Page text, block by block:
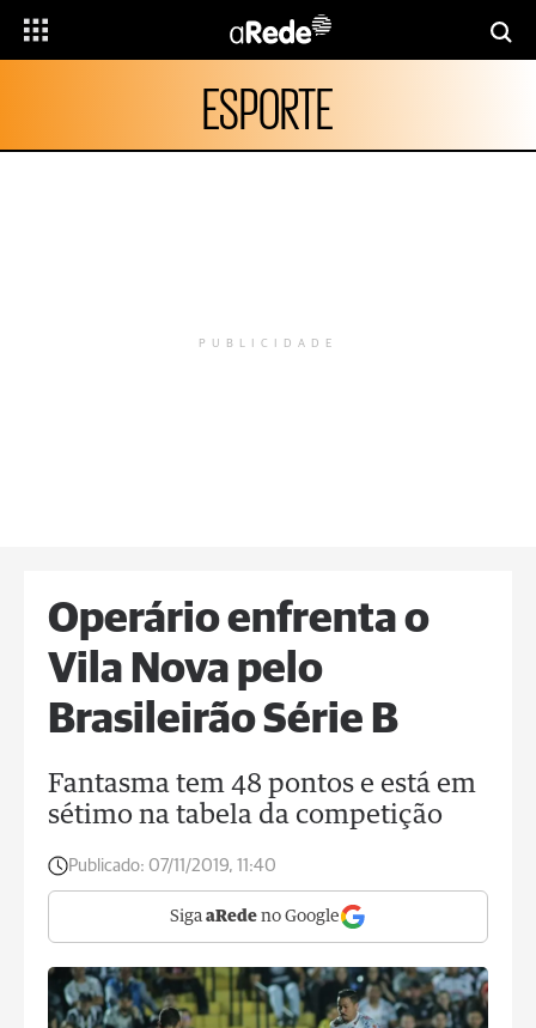
ESPORTE
PUBLICIDADE
Operário enfrenta o
Vila Nova pelo
Brasileirão Série B
Fantasma tem 48 pontos e está em
sétimo na tabela da competição
Publicado: 07/11/2019, 11:40
Siga aRede no Google